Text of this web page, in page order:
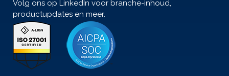
Volg ons op LinkedIn voor branche-inhoud,
productupdates en meer.